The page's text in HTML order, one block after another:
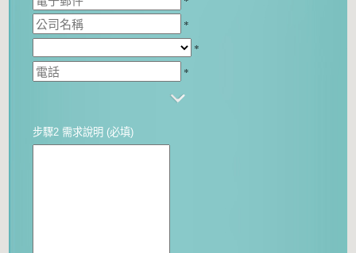
*
*
*
步驟2 需求說明 (必填)